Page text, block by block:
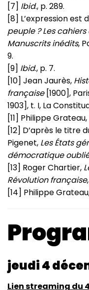
[7] Ibid., p. 289.
[8] L’expression est
peuple ? Les
Manuscrits inédits,
9.
[9] Ibid., p. 7.
[10] Jean Jaurès,
française[1900],
1903], t. I, La
[11] Philippe Grateau,
[12] D’après le titre
Pigenet, Les États
démocratique
[13] Roger Chartier,
Révolution française
[14] Philippe
jeudi 4
Lien streaming du